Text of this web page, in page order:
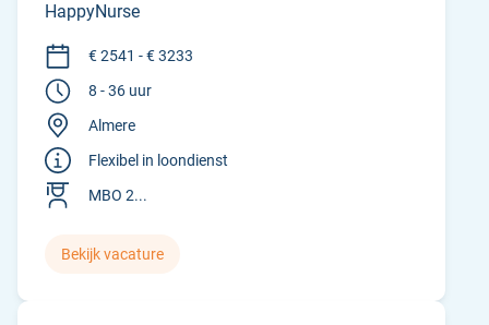
HappyNurse
€ 2541 - € 3233
8 - 36 uur
Almere
Flexibel in loondienst
MBO 2...
Bekijk vacature